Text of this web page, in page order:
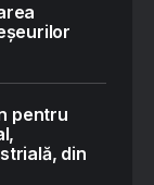
pentru
din